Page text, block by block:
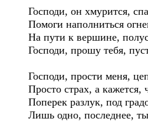
Господи, он хмурится,
Помоги наполниться
На пути к вершине,
Господи, прошу тебя,
Господи, прости меня,
Просто страх, а кажется,
Поперек разлук, под
Лишь одно, последнее,